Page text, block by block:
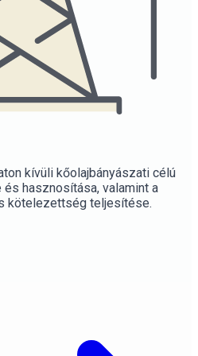
kívüli kőolajbányászati célú
hasznosítása, valamint a
kötelezettség teljesítése.